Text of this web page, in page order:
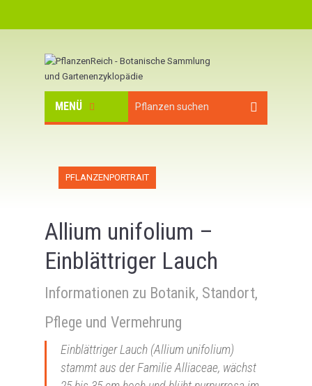
MENÜ
PFLANZENPORTRAIT
Allium unifolium –
Einblättriger Lauch
Informationen zu Botanik, Standort,
Pflege und Vermehrung
Einblättriger Lauch (Allium unifolium)
stammt aus der Familie Alliaceae, wächst